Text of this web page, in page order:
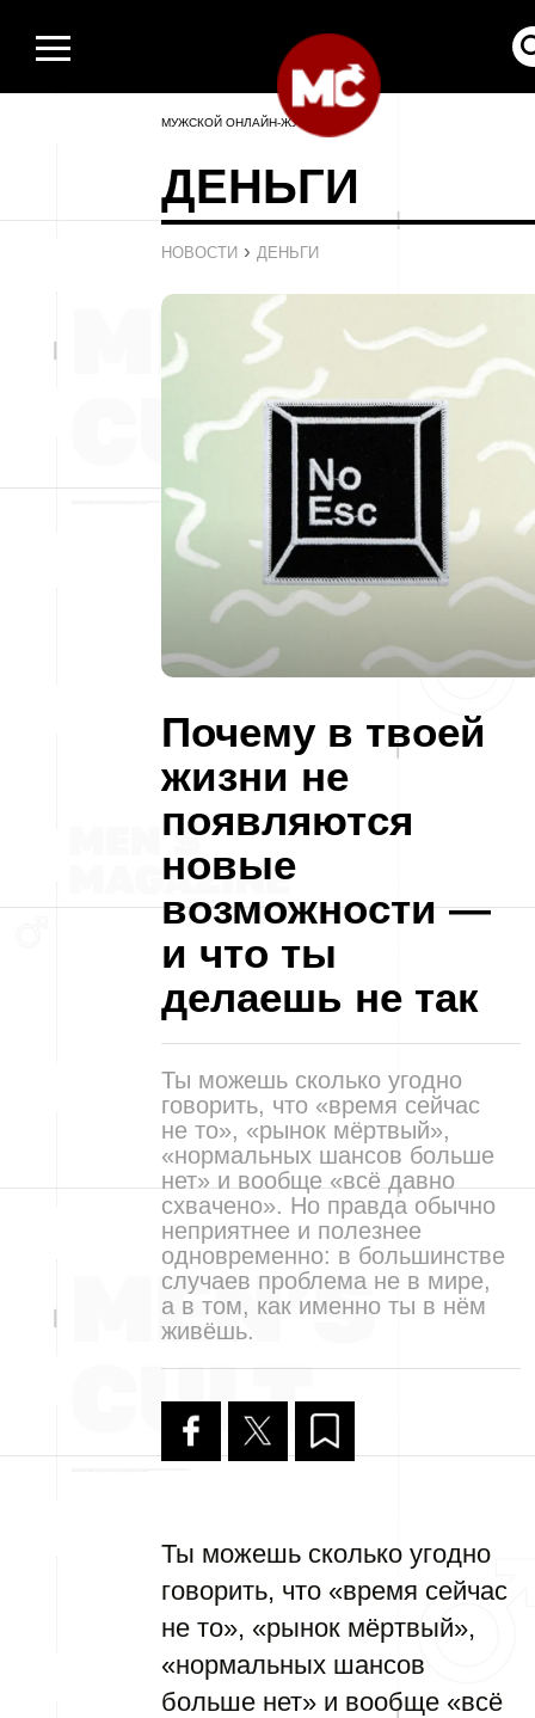
МУЖСКОЙ ОНЛАЙН-ЖУРНАЛ
ДЕНЬГИ
НОВОСТИ › ДЕНЬГИ
Почему в твоей
жизни не
появляются
новые
возможности —
и что ты
делаешь не так
Ты можешь сколько угодно
говорить, что «время сейчас
не то», «рынок мёртвый»,
«нормальных шансов больше
нет» и вообще «всё давно
схвачено». Но правда обычно
неприятнее и полезнее
одновременно: в большинстве
случаев проблема не в мире,
а в том, как именно ты в нём
живёшь.
Ты можешь сколько угодно
говорить, что «время сейчас
не то», «рынок мёртвый»,
«нормальных шансов
больше нет» и вообще «всё